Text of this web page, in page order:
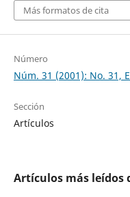
Más formatos de cita
Número
Núm. 31 (2001): No. 31,
Sección
Artículos
Artículos más